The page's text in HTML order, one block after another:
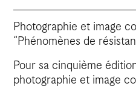
Photographie et image
“Phénomènes de
Pour sa cinquième
photographie et image